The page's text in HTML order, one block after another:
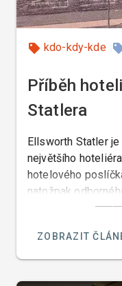
kdo-kdy-kde
Příběh
Statlera
Ellsworth Statler
největšího
hotelového
natožpak
amerického
ZOBRAZIT